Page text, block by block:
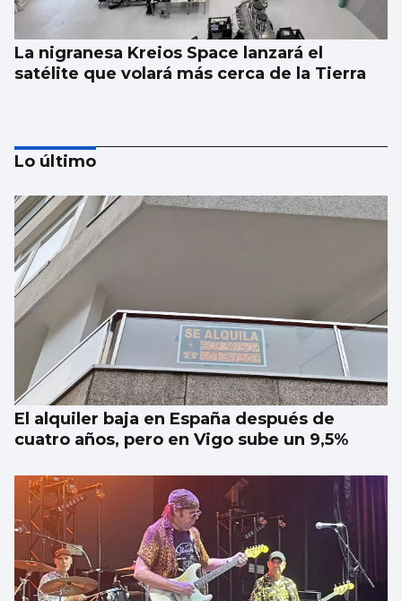
La nigranesa Kreios Space lanzará el
satélite que volará más cerca de la Tierra
Récord de personas afiliadas en Vigo y
provincia en julio aunque sube el paro
Lo último
El alquiler baja en España después de
cuatro años, pero en Vigo sube un 9,5%